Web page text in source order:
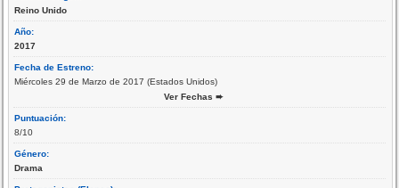
Reino Unido
Año:
2017
Fecha de Estreno:
Miércoles 29 de Marzo de 2017 (Estados Unidos)
Ver Fechas ➨
Puntuación:
8/10
Género:
Drama